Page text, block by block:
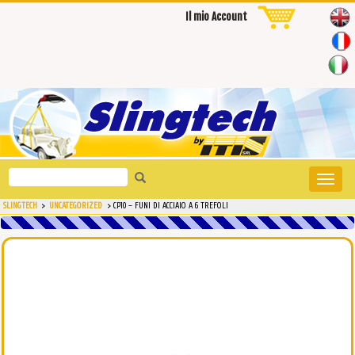
Il mio Account
Toggle
Search
for:
SLINGTECH > UNCATEGORIZED > CP10 – FUNI DI ACCIAIO A 6 TREFOLI